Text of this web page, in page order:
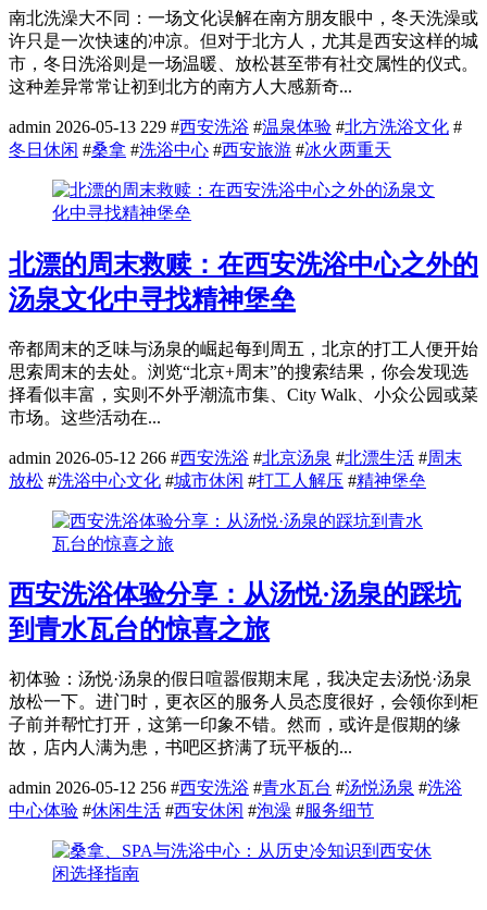
南北洗澡大不同：一场文化误解在南方朋友眼中，冬天洗澡或
许只是一次快速的冲凉。但对于北方人，尤其是西安这样的城
市，冬日洗浴则是一场温暖、放松甚至带有社交属性的仪式。
这种差异常常让初到北方的南方人大感新奇...
admin 2026-05-13 229 #西安洗浴 #温泉体验 #北方洗浴文化 #
冬日休闲 #桑拿 #洗浴中心 #西安旅游 #冰火两重天
北漂的周末救赎：在西安洗浴中心之外的
汤泉文化中寻找精神堡垒
帝都周末的乏味与汤泉的崛起每到周五，北京的打工人便开始
思索周末的去处。浏览“北京+周末”的搜索结果，你会发现选
择看似丰富，实则不外乎潮流市集、City Walk、小众公园或菜
市场。这些活动在...
admin 2026-05-12 266 #西安洗浴 #北京汤泉 #北漂生活 #周末
放松 #洗浴中心文化 #城市休闲 #打工人解压 #精神堡垒
西安洗浴体验分享：从汤悦·汤泉的踩坑
到青水瓦台的惊喜之旅
初体验：汤悦·汤泉的假日喧嚣假期末尾，我决定去汤悦·汤泉
放松一下。进门时，更衣区的服务人员态度很好，会领你到柜
子前并帮忙打开，这第一印象不错。然而，或许是假期的缘
故，店内人满为患，书吧区挤满了玩平板的...
admin 2026-05-12 256 #西安洗浴 #青水瓦台 #汤悦汤泉 #洗浴
中心体验 #休闲生活 #西安休闲 #泡澡 #服务细节